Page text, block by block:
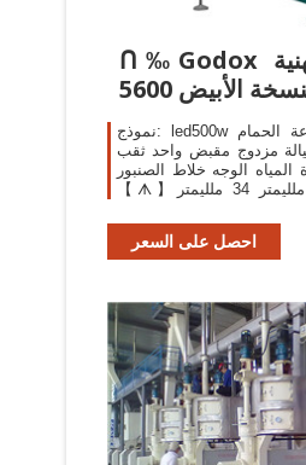
ᑎ‰Godox المهنية LED500W
5600 كيلو النسخة الأبيض led ضوء
نموذج: led500w نسخة بيضاء . ... بالوعة الحمام
مزدوج مقبض واحد ثقب
الوجه خلاط الصنبور ...
【ᗑ】المسمار في جبل 34 ملليمتر 34 ملليمتر
احصل على السعر